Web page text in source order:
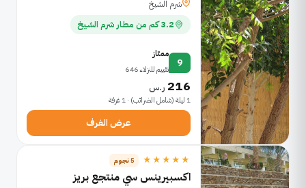
شرم الشيخ
3.2 كم من مطار شرم الشيخ
9
ممتاز
تقييم للنزلاء 646
216 ر.س
1 ليلة (شامل الضرائب) · 1 غرفة
عرض الغرف
★★★★★ 5 نجوم
اكسبيرينس سي منتجع بريز